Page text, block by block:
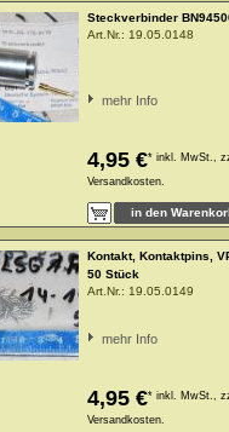
Steckverbinder
Art.Nr.: 19.05.0148
mehr Info
4,95 €* inkl. MwSt.,
Versandkosten.
Kontakt, Kontaktpins,
50 Stück
Art.Nr.: 19.05.0149
mehr Info
4,95 €* inkl. MwSt.,
Versandkosten.